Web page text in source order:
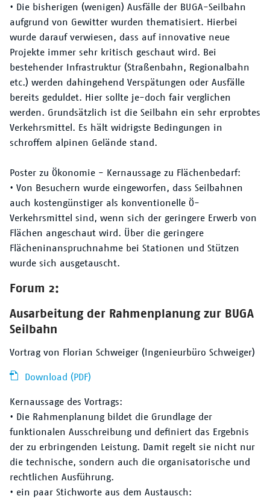
• Die bisherigen (wenigen) Ausfälle der BUGA-Seilbahn
aufgrund von Gewitter wurden thematisiert. Hierbei
wurde darauf verwiesen, dass auf innovative neue
Projekte immer sehr kritisch geschaut wird. Bei
bestehender Infrastruktur (Straßenbahn, Regionalbahn
etc.) werden dahingehend Verspätungen oder Ausfälle
bereits geduldet. Hier sollte je-doch fair verglichen
werden. Grundsätzlich ist die Seilbahn ein sehr erprobtes
Verkehrsmittel. Es hält widrigste Bedingungen in
schroffem alpinen Gelände stand.
Poster zu Ökonomie - Kernaussage zu Flächenbedarf:
• Von Besuchern wurde eingeworfen, dass Seilbahnen
auch kostengünstiger als konventionelle Ö-
Verkehrsmittel sind, wenn sich der geringere Erwerb von
Flächen angeschaut wird. Über die geringere
Flächeninanspruchnahme bei Stationen und Stützen
wurde sich ausgetauscht.
Forum 2:
Ausarbeitung der Rahmenplanung zur BUGA
Seilbahn
Vortrag von Florian Schweiger (Ingenieurbüro Schweiger)
Download (PDF)
Kernaussage des Vortrags:
• Die Rahmenplanung bildet die Grundlage der
funktionalen Ausschreibung und definiert das Ergebnis
der zu erbringenden Leistung. Damit regelt sie nicht nur
die technische, sondern auch die organisatorische und
rechtlichen Ausführung.
• ein paar Stichworte aus dem Austausch: